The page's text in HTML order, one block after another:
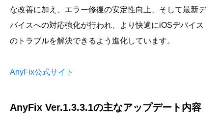
な改善に加え、エラー修復の安定性向上、そして最新デ
バイスへの対応強化が行われ、より快適にiOSデバイス
のトラブルを解決できるよう進化しています。
AnyFix公式サイト
AnyFix Ver.1.3.3.1の主なアップデート内容